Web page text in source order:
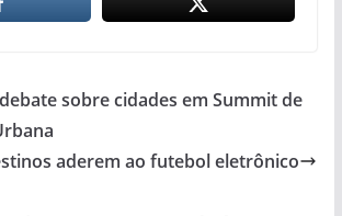
sobre cidades em Summit de
aderem ao futebol eletrônico